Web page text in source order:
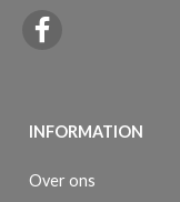
INFORMATION
Over ons